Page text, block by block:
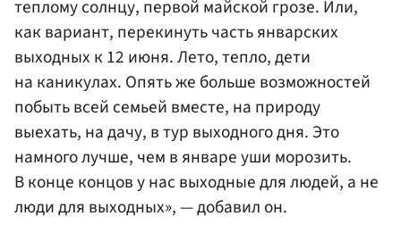
теплому солнцу, первой майской грозе. Или,
как вариант, перекинуть часть январских
выходных к 12 июня. Лето, тепло, дети
на каникулах. Опять же больше возможностей
побыть всей семьей вместе, на природу
выехать, на дачу, в тур выходного дня. Это
намного лучше, чем в январе уши морозить.
В конце концов у нас выходные для людей, а не
люди для выходных», — добавил он.